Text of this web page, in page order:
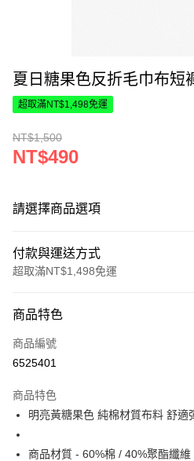
夏日糖果色反折毛巾布短
超取滿NT$1,498免運
NT$1,500
NT$490
請選擇商品選項
付款與運送方式
超取滿NT$1,498免運
信用卡一次付款
超商取貨付款
街口支付
悠遊付
商品特色
商品編號
6525401
商品特色
明亮黃糖果色 純棉材質布料 舒適
商品材質 - 60%棉 / 40%聚酯纖維